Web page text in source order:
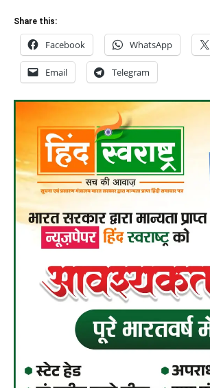
Share this:
Facebook WhatsApp
Email Telegram